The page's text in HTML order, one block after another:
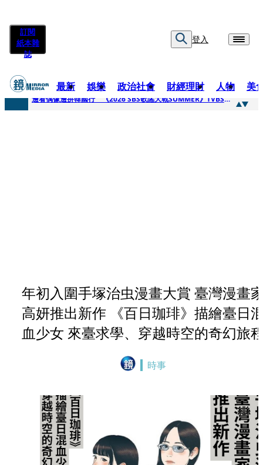
訂閱
紙本雜
誌
登入
最新 娛樂 政治社會 財經理財 人物 美
快訊
邊看偶像邊拚韓國行 《2026 SBS歌謠大戰SUMMER》TVBS直播祭追星福利
年初入圍手塚治虫漫畫大賞 臺灣漫畫
高妍推出新作 《百日珈琲》描繪臺日
血少女 來臺求學、穿越時空的奇幻旅
時事